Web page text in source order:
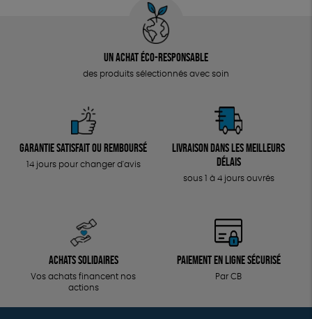
Un achat éco-responsable
des produits sélectionnés avec soin
Garantie satisfait ou remboursé
14 jours pour changer d'avis
Livraison dans les meilleurs
délais
sous 1 à 4 jours ouvrés
Achats solidaires
Vos achats financent nos
actions
Paiement en ligne sécurisé
Par CB